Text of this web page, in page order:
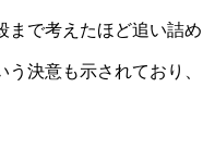
まで考えたほど追い詰め
決意も示されており、